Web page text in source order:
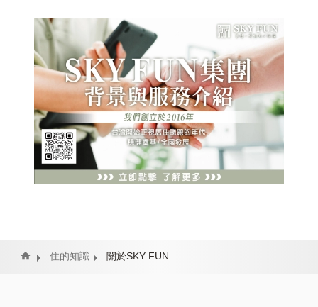
Home 住的知識 關於SKY FUN